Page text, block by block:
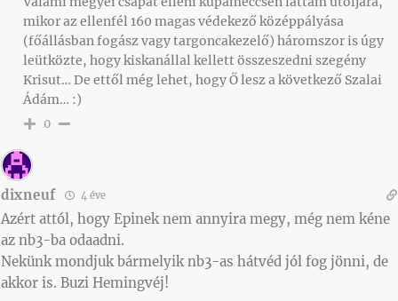
mikor az ellenfél 160 magas védekező középpályása
(főállásban fogász vagy targoncakezelő) háromszor is úgy
leütközte, hogy kiskanállal kellett összeszedni szegény
Krisut… De ettől még lehet, hogy Ő lesz a következő Szalai
Ádám… :)
0
dixneuf 4 éve
Azért attól, hogy Epinek nem annyira megy, még nem kéne
az nb3-ba odaadni.
Nekünk mondjuk bármelyik nb3-as hátvéd jól fog jönni, de
akkor is. Buzi Hemingvéj!